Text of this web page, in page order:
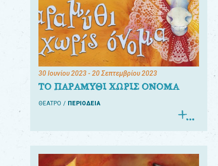
30 Ιουνίου 2023- 20 Σεπτεμβρίου 2023
ΤΟ ΠΑΡΑΜΥΘΙ ΧΩΡΙΣ ΟΝΟΜΑ
ΘΕΑΤΡΟ ΠΕΡΙΟΔΕΙΑ